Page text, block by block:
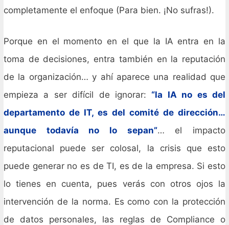
completamente el enfoque (Para bien. ¡No sufras!).
Porque en el momento en el que la IA entra en la
toma de decisiones, entra también en la reputación
de la organización… y ahí aparece una realidad que
empieza a ser difícil de ignorar: “la IA no es del
departamento de IT, es del comité de dirección…
aunque todavía no lo sepan”… el impacto
reputacional puede ser colosal, la crisis que esto
puede generar no es de TI, es de la empresa. Si esto
lo tienes en cuenta, pues verás con otros ojos la
intervención de la norma. Es como con la protección
de datos personales, las reglas de Compliance o